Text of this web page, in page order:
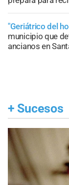
"Geriátrico del
municipio que
ancianos en
+ Sucesos